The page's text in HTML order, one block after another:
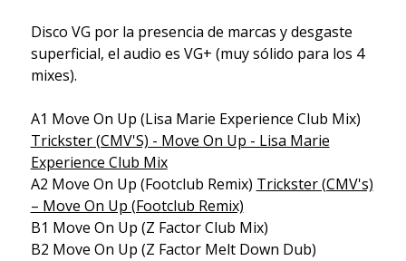
Disco VG por la presencia de marcas y desgaste
superficial, el audio es VG+ (muy sólido para los 4
mixes).
A1 Move On Up (Lisa Marie Experience Club Mix)
Trickster (CMV'S) - Move On Up - Lisa Marie
Experience Club Mix
A2 Move On Up (Footclub Remix) Trickster (CMV's)
‎– Move On Up (Footclub Remix)
B1 Move On Up (Z Factor Club Mix)
B2 Move On Up (Z Factor Melt Down Dub)